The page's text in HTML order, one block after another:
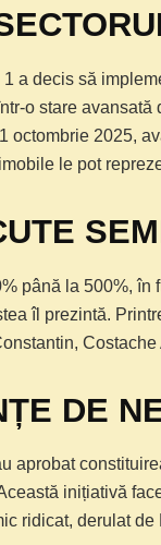
a decis să
o stare
octombrie 2025,
le pot
până la 500%,
îl prezintă.
DE
aprobat
inițiativă
ridicat, derulat